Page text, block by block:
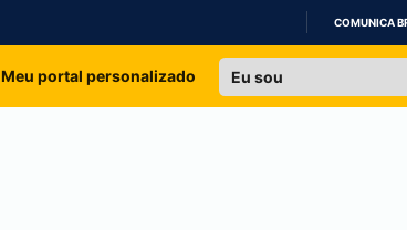
IR
COMUNICA
Meu portal personalizado